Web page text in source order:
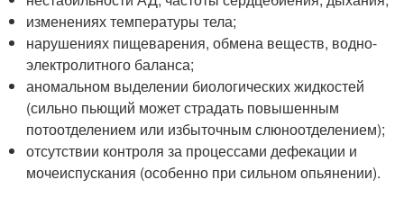
изменениях температуры тела;
нарушениях пищеварения, обмена веществ, водно-
электролитного баланса;
аномальном выделении биологических жидкостей
(сильно пьющий может страдать повышенным
потоотделением или избыточным слюноотделением);
отсутствии контроля за процессами дефекации и
мочеиспускания (особенно при сильном опьянении).